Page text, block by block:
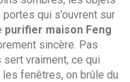
qui s’ouvrent sur
purifier maison Feng
sincère. Pas
vraiment, ce qui
fenêtres, on brûle du